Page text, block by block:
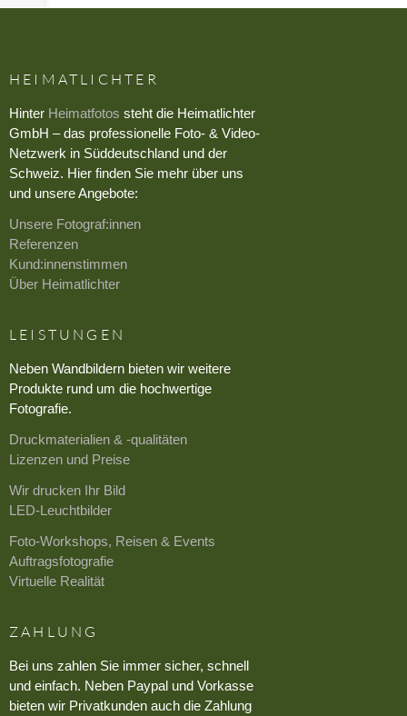
HEIMATLICHTER
Hinter Heimatfotos steht die Heimatlichter
GmbH – das professionelle Foto- & Video-
Netzwerk in Süddeutschland und der
Schweiz. Hier finden Sie mehr über uns
und unsere Angebote:
Unsere Fotograf:innen
Referenzen
Kund:innenstimmen
Über Heimatlichter
LEISTUNGEN
Neben Wandbildern bieten wir weitere
Produkte rund um die hochwertige
Fotografie.
Druckmaterialien & -qualitäten
Lizenzen und Preise
Wir drucken Ihr Bild
LED-Leuchtbilder
Foto-Workshops, Reisen & Events
Auftragsfotografie
Virtuelle Realität
ZAHLUNG
Bei uns zahlen Sie immer sicher, schnell
und einfach. Neben Paypal und Vorkasse
bieten wir Privatkunden auch die Zahlung